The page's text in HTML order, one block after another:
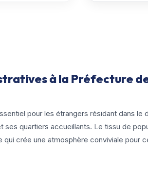
à la Préfecture
pour les étrangers résidant dans le
ses quartiers accueillants. Le tissu de
crée une atmosphère conviviale pour